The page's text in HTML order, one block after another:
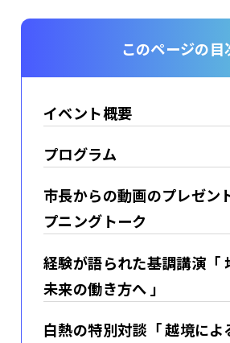
このページの目
イベント概要
プログラム
市長からの動画のプレゼン
プニングトーク
経験が語られた基調講演「
未来の働き方へ 」
白熱の特別対談「 越境によ